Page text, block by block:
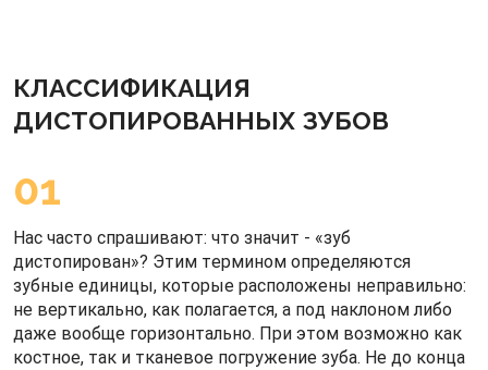
КЛАССИФИКАЦИЯ
ДИСТОПИРОВАННЫХ ЗУБОВ
01
Нас часто спрашивают: что значит - «зуб
дистопирован»? Этим термином определяются
зубные единицы, которые расположены неправильно:
не вертикально, как полагается, а под наклоном либо
даже вообще горизонтально. При этом возможно как
костное, так и тканевое погружение зуба. Не до конца